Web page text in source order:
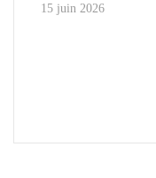
15 juin 2026